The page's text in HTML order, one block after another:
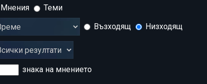
Мнения
Теми
Възходящ Низходящ
знака на мнението